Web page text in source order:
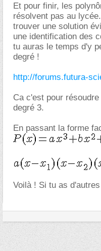
Et pour finir, les
résolvent pas au
trouver une solution
une identification des
tu auras le temps d'y
degré !
http://forums.futura-
Ca c'est pour
degré 3.
En passant la forme
Voilà ! Si tu as